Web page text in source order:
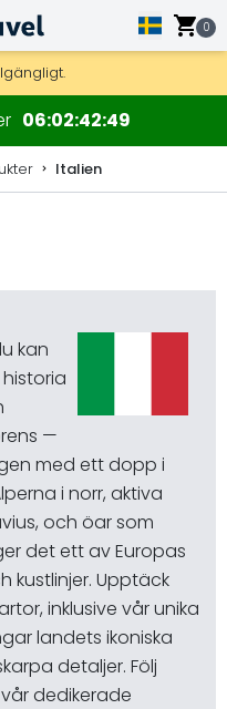
0
875 kr.
och dekorationer.
06024248
Italien
kan
—
med ett dopp i
i norr, aktiva
och öar som
det ett av Europas
kustlinjer. Upptäck
inklusive vår unika
landets ikoniska
detaljer. Följ
dedikerade